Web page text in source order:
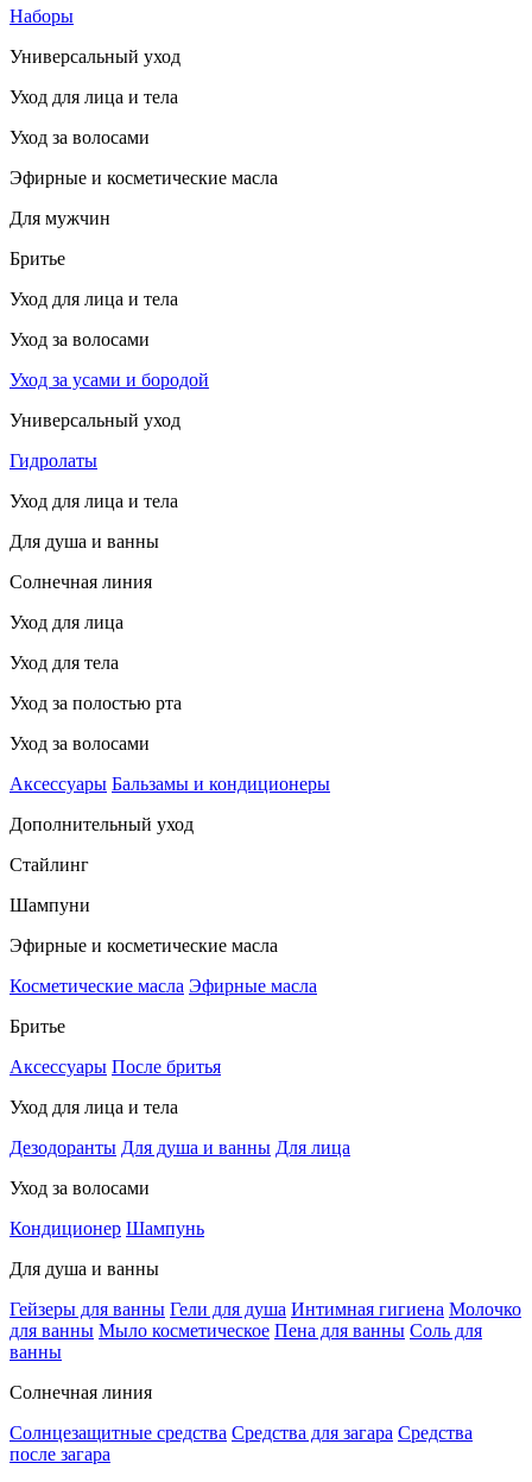
Наборы
Универсальный уход
Уход для лица и тела
Уход за волосами
Эфирные и косметические масла
Для мужчин
Бритье
Уход для лица и тела
Уход за волосами
Уход за усами и бородой
Универсальный уход
Гидролаты
Уход для лица и тела
Для душа и ванны
Солнечная линия
Уход для лица
Уход для тела
Уход за полостью рта
Уход за волосами
Аксессуары Бальзамы и кондиционеры
Дополнительный уход
Стайлинг
Шампуни
Эфирные и косметические масла
Косметические масла Эфирные масла
Бритье
Аксессуары После бритья
Уход для лица и тела
Дезодоранты Для душа и ванны Для лица
Уход за волосами
Кондиционер Шампунь
Для душа и ванны
Гейзеры для ванны Гели для душа Интимная гигиена Молочко
для ванны Мыло косметическое Пена для ванны Соль для
ванны
Солнечная линия
Солнцезащитные средства Средства для загара Средства
после загара